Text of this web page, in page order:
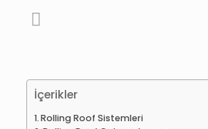
İçerikler
Rolling Roof Sistemleri